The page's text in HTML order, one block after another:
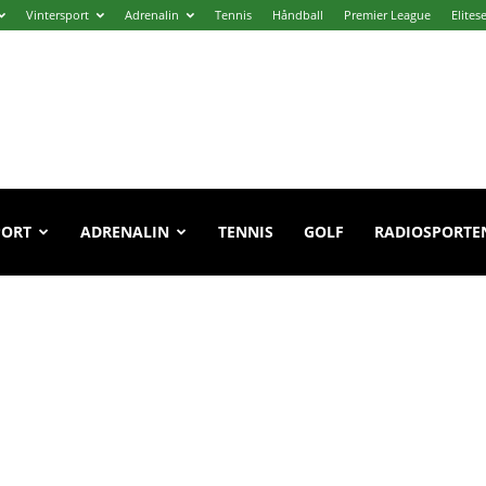
Vintersport Adrenalin Tennis Håndball Premier League
ADRENALIN TENNIS GOLF